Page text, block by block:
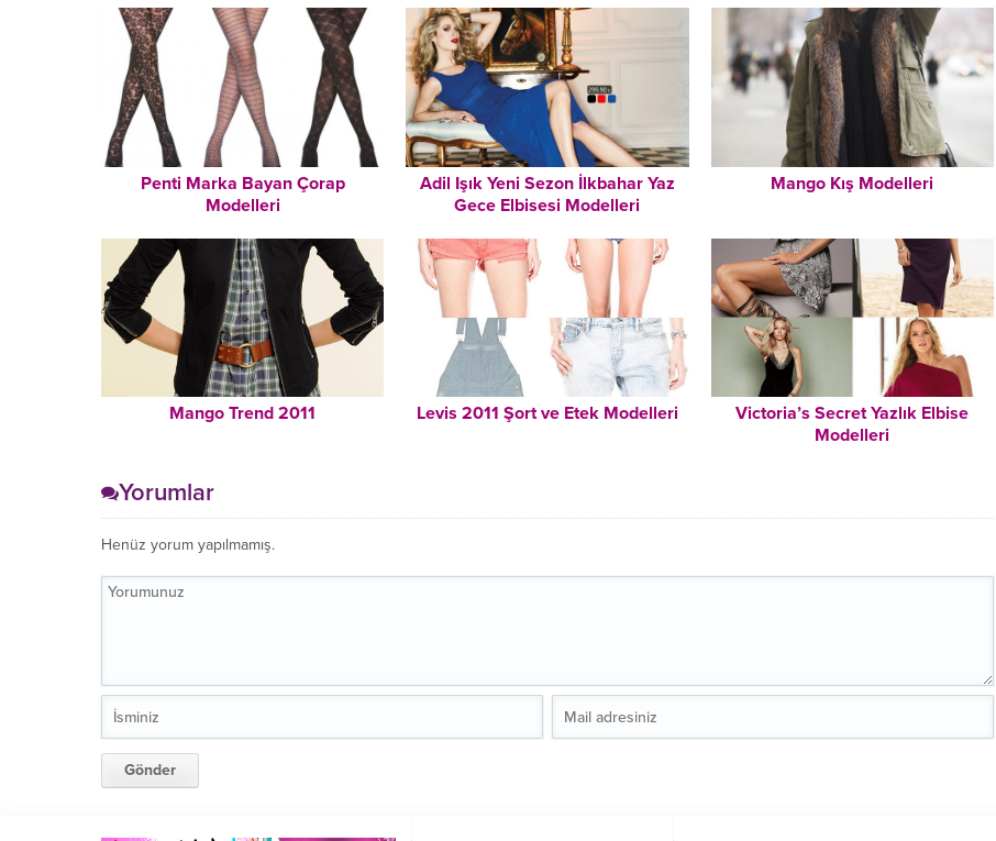
Penti Marka Bayan Çorap
Modelleri
Adil Işık Yeni Sezon İlkbahar Yaz
Gece Elbisesi Modelleri
Mango Kış Modelleri
Mango Trend 2011 Levis 2011 Şort ve Etek Modelleri
Victoria’s Secret Yazlık Elbise
Modelleri
Yorumlar
Henüz yorum yapılmamış.